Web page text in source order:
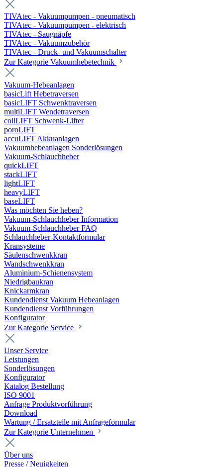
TIVAtec - Vakuumpumpen - pneumatisch
TIVAtec - Vakuumpumpen - elektrisch
TIVAtec - Saugnäpfe
TIVAtec - Vakuumzubehör
TIVAtec - Druck- und Vakuumschalter
Zur Kategorie Vakuumhebetechnik
Vakuum-Hebeanlagen
basicLift Hebetraversen
basicLIFT Schwenktraversen
multiLIFT Wendetraversen
coilLIFT Schwenk-Lifter
poroLIFT
accuLIFT Akkuanlagen
Vakuumhebeanlagen Sonderlösungen
Vakuum-Schlauchheber
quickLIFT
stackLIFT
lightLIFT
heavyLIFT
baseLIFT
Was möchten Sie heben?
Vakuum-Schlauchheber Information
Vakuum-Schlauchheber FAQ
Schlauchheber-Kontaktformular
Kransysteme
Säulenschwenkkran
Wandschwenkkran
Aluminium-Schienensystem
Niedrigbaukran
Knickarmkran
Kundendienst Vakuum Hebeanlagen
Kundendienst Vorführungen
Konfigurator
Zur Kategorie Service
Unser Service
Leistungen
Sonderlösungen
Konfigurator
Katalog Bestellung
ISO 9001
Anfrage Produktvorführung
Download
Wartung / Ersatzteile mit Anfrageformular
Zur Kategorie Unternehmen
Über uns
Presse / Neuigkeiten